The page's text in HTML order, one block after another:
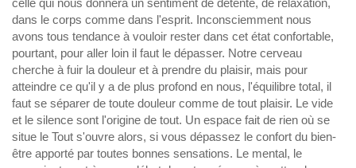
celle qui nous donnera un sentiment de détente, de relaxation,
dans le corps comme dans l'esprit. Inconsciemment nous
avons tous tendance à vouloir rester dans cet état confortable,
pourtant, pour aller loin il faut le dépasser. Notre cerveau
cherche à fuir la douleur et à prendre du plaisir, mais pour
atteindre ce qu'il y a de plus profond en nous, l'équilibre total, il
faut se séparer de toute douleur comme de tout plaisir. Le vide
et le silence sont l'origine de tout. Un espace fait de rien où se
situe le Tout s'ouvre alors, si vous dépassez le confort du bien-
être apporté par toutes bonnes sensations. Le mental, le